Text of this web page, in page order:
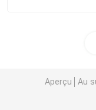
Aperçu Au